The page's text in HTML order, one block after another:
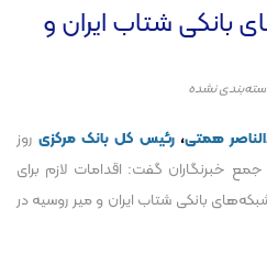
بانکی شتاب ایران و
نشده
الناصر همتی، رئیس کل بانک مرکزی روز
خبرنگاران گفت: اقدامات لازم برای
بانکی شتاب ایران و میر روسیه در